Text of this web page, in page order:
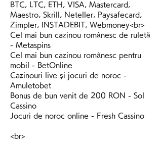
BTC, LTC, ETH, VISA, Mastercard,
Maestro, Skrill, Neteller, Paysafecard,
Zimpler, INSTADEBIT, Webmoney<br>
Cel mai bun cazinou românesc de ruletă
- Metaspins
Cel mai bun cazinou românesc pentru
mobil - BetOnline
Cazinouri live și jocuri de noroc -
Amuletobet
Bonus de bun venit de 200 RON - Sol
Cassino
Jocuri de noroc online - Fresh Cassino
<br>